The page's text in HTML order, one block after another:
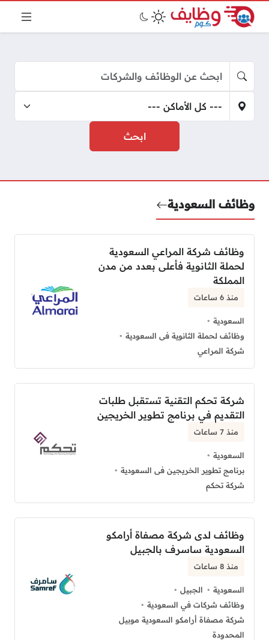
وظائف السعودية
وظائف شركة المراعي السعودية
لحملة الثانوية فأعلى بعدد من مدن
المملكة
منذ 6 ساعات
السعودية
وظائف لحملة الثانوية فى السعودية
شركة المراعي
شركة تحكم التقنية تستقبل طلبات
التقديم في برنامج تطوير الخريجين
منذ 7 ساعات
السعودية
برنامج تطوير الخريجين فى السعودية
شركة تحكم
وظائف لدى شركة مصفاة أرامكو
السعودية ساسرف بالجبيل
منذ 8 ساعات
السعودية
الجبيل
وظائف شركات في السعودية
شركة مصفاة أرامكو السعودية موبيل
المحدودة